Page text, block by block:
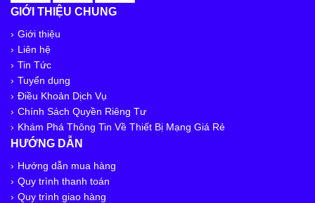
GIỚI THIỆU CHUNG
Giới thiệu
Liên hệ
Tin Tức
Tuyển dụng
Điều Khoản Dịch Vụ
Chính Sách Quyền Riêng Tư
Khám Phá Thông Tin Về Thiết Bị Mạng Giá Rẻ
HƯỚNG DẪN
Hướng dẫn mua hàng
Quy trình thanh toán
Quy trình giao hàng